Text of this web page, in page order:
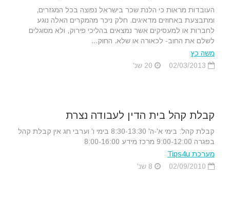
העובדות מראות כי הלנת שכר בישראל נפוצה בכל המגזרים,
ומתבצעת באחוזים מדאיגים. חלק ניכר מהמקרים האלה נוגע
לחברות או למעסיקים אשר נמצאים בהליכי פירוק, ולא מסוגלים
לשלם את החוב- לכאורה או שלא. החוק...
משה כץ
קבלת קהל בית הדין לעבודה נצרת
קבלת קהל: בימי א'-ה' 8:30-13:30 בימי ו' וערבי חג אין קבלת קהל
בפגרה 9:00-12:00 מרכז מידע 8:00-16:00
מערכת Tips4u